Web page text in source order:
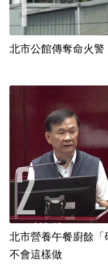
北市公館傳奪命火
北市營養午餐廚餘「
不會這樣做